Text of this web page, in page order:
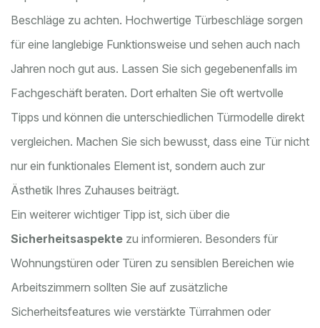
Beschläge zu achten. Hochwertige Türbeschläge sorgen
für eine langlebige Funktionsweise und sehen auch nach
Jahren noch gut aus. Lassen Sie sich gegebenenfalls im
Fachgeschäft beraten. Dort erhalten Sie oft wertvolle
Tipps und können die unterschiedlichen Türmodelle direkt
vergleichen. Machen Sie sich bewusst, dass eine Tür nicht
nur ein funktionales Element ist, sondern auch zur
Ästhetik Ihres Zuhauses beiträgt.
Ein weiterer wichtiger Tipp ist, sich über die
Sicherheitsaspekte zu informieren. Besonders für
Wohnungstüren oder Türen zu sensiblen Bereichen wie
Arbeitszimmern sollten Sie auf zusätzliche
Sicherheitsfeatures wie verstärkte Türrahmen oder